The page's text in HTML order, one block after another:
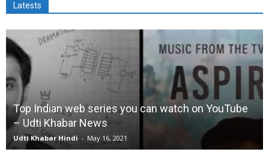
Latests
Top Indian web series you can watch on YouTube
– Udti Khabar News
Udti Khabar Hindi - May 16, 2021